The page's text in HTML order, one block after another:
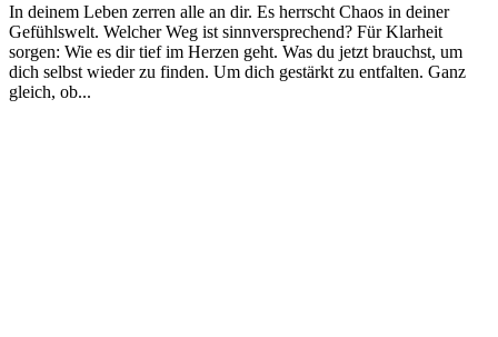
In deinem Leben zerren alle an dir. Es herrscht Chaos in deiner
Gefühlswelt. Welcher Weg ist sinnversprechend? Für Klarheit
sorgen: Wie es dir tief im Herzen geht. Was du jetzt brauchst, um
dich selbst wieder zu finden. Um dich gestärkt zu entfalten. Ganz
gleich, ob...